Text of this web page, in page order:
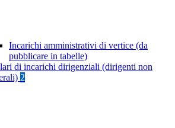
Incarichi amministrativi di vertice (da
pubblicare in tabelle)
di incarichi dirigenziali (dirigenti non
2